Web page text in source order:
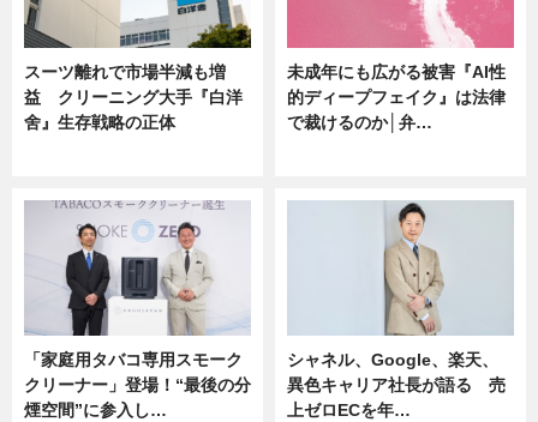
スーツ離れで市場半減も増
益 クリーニング大手『白洋
舍』生存戦略の正体
未成年にも広がる被害『AI性
的ディープフェイク』は法律
で裁けるのか│弁…
「家庭用タバコ専用スモーク
クリーナー」登場！“最後の分
煙空間”に参入し…
シャネル、Google、楽天、
異色キャリア社長が語る 売
上ゼロECを年…